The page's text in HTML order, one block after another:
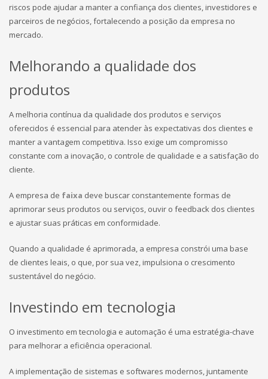
riscos pode ajudar a manter a confiança dos clientes, investidores e
parceiros de negócios, fortalecendo a posição da empresa no
mercado.
Melhorando a qualidade dos
produtos
A melhoria contínua da qualidade dos produtos e serviços
oferecidos é essencial para atender às expectativas dos clientes e
manter a vantagem competitiva. Isso exige um compromisso
constante com a inovação, o controle de qualidade e a satisfação do
cliente.
A empresa de faixa deve buscar constantemente formas de
aprimorar seus produtos ou serviços, ouvir o feedback dos clientes
e ajustar suas práticas em conformidade.
Quando a qualidade é aprimorada, a empresa constrói uma base
de clientes leais, o que, por sua vez, impulsiona o crescimento
sustentável do negócio.
Investindo em tecnologia
O investimento em tecnologia e automação é uma estratégia-chave
para melhorar a eficiência operacional.
A implementação de sistemas e softwares modernos, juntamente